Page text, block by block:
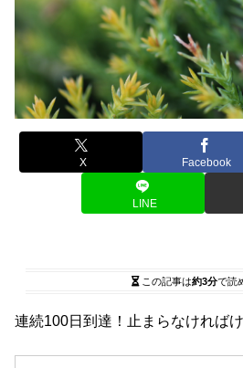
X Facebook
LINE
この記事は約3分で読
連続100日到達！止まらなければけ